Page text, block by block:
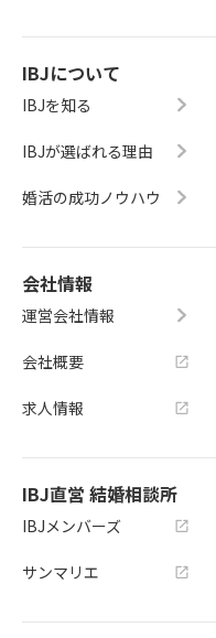
IBJについて
IBJを知る
IBJが選ばれる理由
婚活の成功ノウハウ
会社情報
運営会社情報
会社概要
求人情報
IBJ直営 結婚相談所
IBJメンバーズ
サンマリエ